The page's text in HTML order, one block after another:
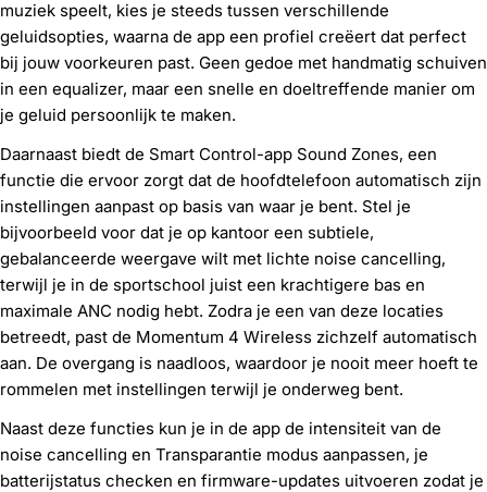
muziek speelt, kies je steeds tussen verschillende
geluidsopties, waarna de app een profiel creëert dat perfect
bij jouw voorkeuren past. Geen gedoe met handmatig schuiven
in een equalizer, maar een snelle en doeltreffende manier om
je geluid persoonlijk te maken.
Daarnaast biedt de Smart Control-app Sound Zones, een
functie die ervoor zorgt dat de hoofdtelefoon automatisch zijn
instellingen aanpast op basis van waar je bent. Stel je
bijvoorbeeld voor dat je op kantoor een subtiele,
gebalanceerde weergave wilt met lichte noise cancelling,
terwijl je in de sportschool juist een krachtigere bas en
maximale ANC nodig hebt. Zodra je een van deze locaties
betreedt, past de Momentum 4 Wireless zichzelf automatisch
aan. De overgang is naadloos, waardoor je nooit meer hoeft te
rommelen met instellingen terwijl je onderweg bent.
Naast deze functies kun je in de app de intensiteit van de
noise cancelling en Transparantie modus aanpassen, je
batterijstatus checken en firmware-updates uitvoeren zodat je